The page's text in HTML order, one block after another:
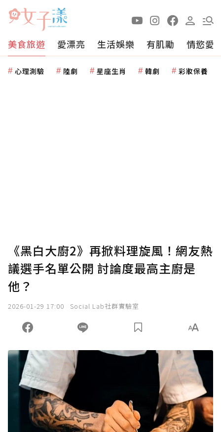
美食旅遊 愛漂亮 生活娛樂 有肌勵 情慾愛
心理測驗 陸劇 星座生肖 韓劇 彩妝保養
《黑白大廚2》再掀料理旋風！網友熱
議選手名單公開 討論度最高主廚是
他？
2026-01-29 17:00 Social Lab社群實驗室